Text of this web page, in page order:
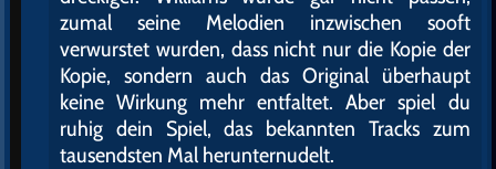
zumal seine Melodien inzwischen sooft
verwurstet wurden, dass nicht nur die Kopie der
Kopie, sondern auch das Original überhaupt
keine Wirkung mehr entfaltet. Aber spiel du
ruhig dein Spiel, das bekannten Tracks zum
tausendsten Mal herunternudelt.